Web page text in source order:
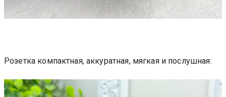
Розетка компактная, аккуратная, мягкая и послушная: